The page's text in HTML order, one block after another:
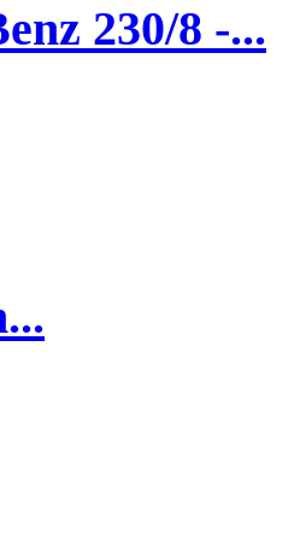
230/8 -...